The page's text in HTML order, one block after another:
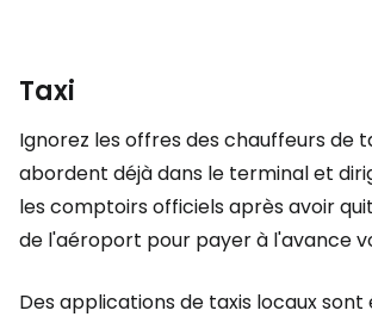
Taxi
Ignorez les offres des chauffeurs de
abordent déjà dans le terminal et
les comptoirs officiels après avoir
de l'aéroport pour payer à l'avance
Des applications de taxis locaux